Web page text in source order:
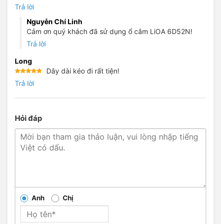
sao
Trả lời
Nguyễn Chí Linh
Cảm ơn quý khách đã sử dụng ổ cắm LiOA 6D52N!
Trả lời
Long
hạng55
Dây dài kéo đi rất tiện!
Trả lời
Hỏi đáp
Anh Chị